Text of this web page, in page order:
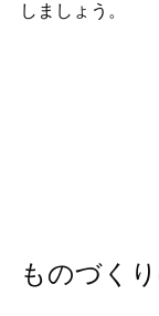
しましょう。
ものづく